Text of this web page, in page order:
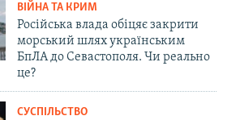
ВІЙНА ТА КРИМ
Російська влада обіцяє закрити
морський шлях українським
БпЛА до Севастополя. Чи реально
це?
СУСПІЛЬСТВО